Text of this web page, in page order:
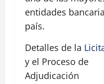
entidades
país.
Detalles de la
y el Proceso de
Adjudicación